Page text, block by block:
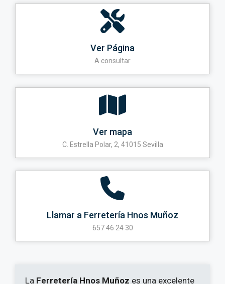
Ver Página
A consultar
Ver mapa
C. Estrella Polar, 2, 41015 Sevilla
Llamar a Ferretería Hnos Muñoz
657 46 24 30
La Ferretería Hnos Muñoz es una excelente